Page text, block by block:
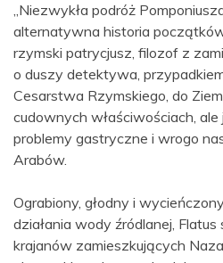
„Niezwykła podróż
alternatywna historia
rzymski patrycjusz, filozof z
o duszy detektywa,
Cesarstwa Rzymskiego, do
cudownych właściwościach,
problemy gastryczne i wrogo
Arabów.
Ograbiony, głodny i
działania wody źródlanej,
krajanów zamieszkujących